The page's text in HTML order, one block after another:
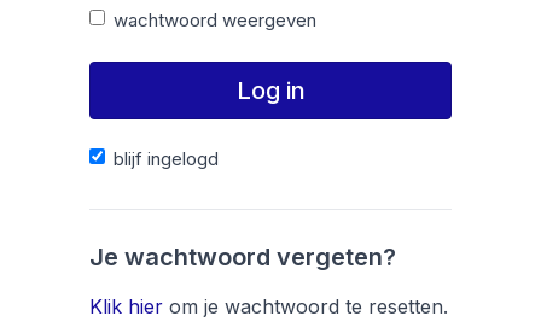
wachtwoord weergeven
Log in
blijf ingelogd
Je wachtwoord vergeten?
Klik hier om je wachtwoord te resetten.